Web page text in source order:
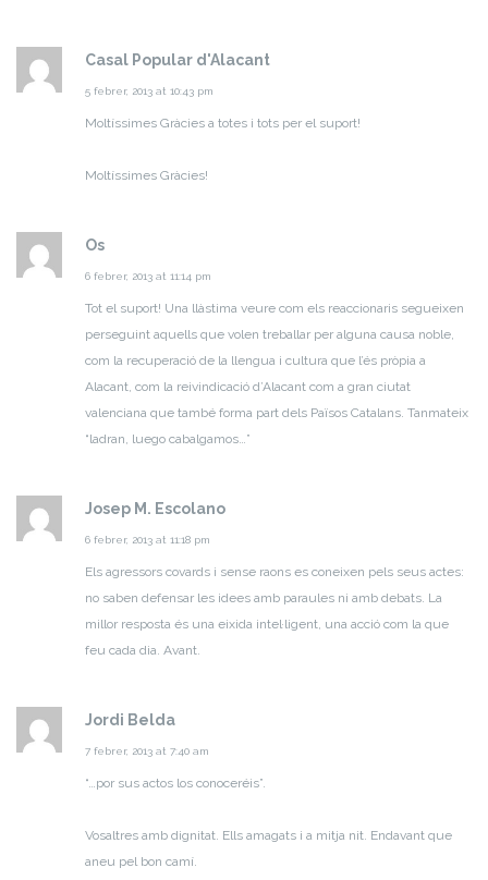
Casal Popular d'Alacant
5 febrer, 2013 at 10:43 pm
Moltíssimes Gràcies a totes i tots per el suport!
Moltíssimes Gràcies!
Os
6 febrer, 2013 at 11:14 pm
Tot el suport! Una llàstima veure com els reaccionaris segueixen
perseguint aquells que volen treballar per alguna causa noble,
com la recuperació de la llengua i cultura que l’és pròpia a
Alacant, com la reivindicació d’Alacant com a gran ciutat
valenciana que també forma part dels Països Catalans. Tanmateix
“ladran, luego cabalgamos…”
Josep M. Escolano
6 febrer, 2013 at 11:18 pm
Els agressors covards i sense raons es coneixen pels seus actes:
no saben defensar les idees amb paraules ni amb debats. La
millor resposta és una eixida intel·ligent, una acció com la que
feu cada dia. Avant.
Jordi Belda
7 febrer, 2013 at 7:40 am
“…por sus actos los conoceréis”.
Vosaltres amb dignitat. Ells amagats i a mitja nit. Endavant que
aneu pel bon camí.